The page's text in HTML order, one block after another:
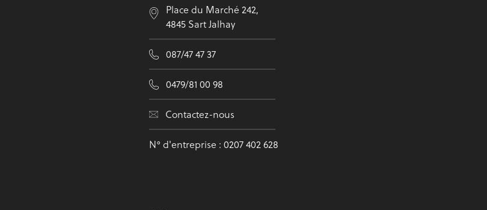
Place du Marché 242,
4845 Sart Jalhay
087/47 47 37
0479/81 00 98
Contactez-nous
N° d'entreprise : 0207 402 628